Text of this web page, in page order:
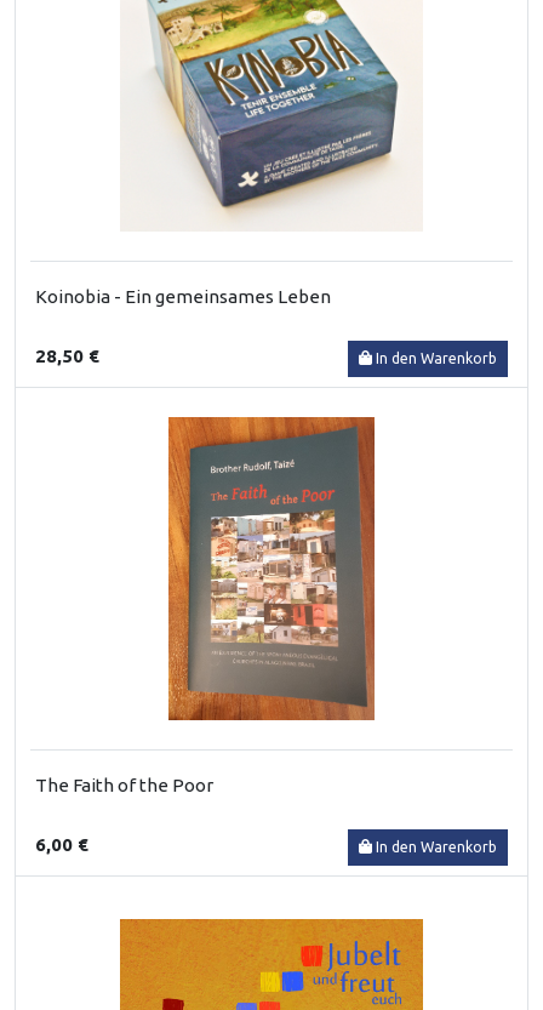
Koinobia - Ein gemeinsames Leben
28,50 € In den Warenkorb
The Faith of the Poor
6,00 € In den Warenkorb